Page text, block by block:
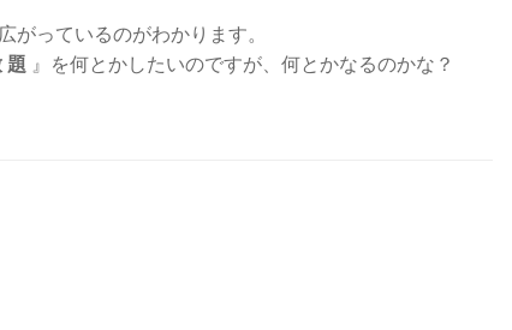
がっているのがわかります。
題 』を何とかしたいのですが、何とかなるのかな？